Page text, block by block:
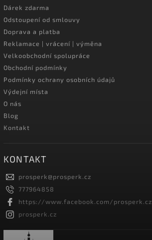
Dárek zdarma
Odstoupení od smlouvy
Doprava a platba
Reklamace | vrácení | výměna
Velkoobchodní spolupráce
Obchodní podmínky
Podmínky ochrany osobních údajů
Výdejní místa
O nás
Blog
Kontakt
KONTAKT
prosperk@prosperk.cz
777964858
https://www.facebook.com/prosperk.cz
prosperk.cz